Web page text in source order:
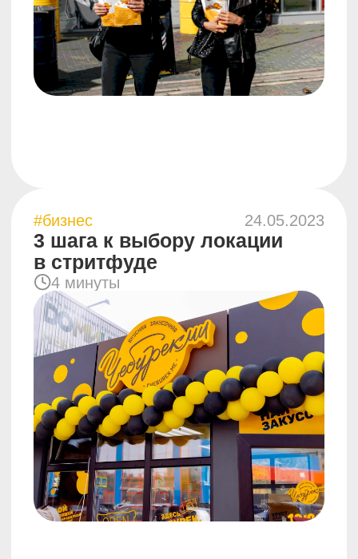
5 минут
*
НАВИГАЦИЯ
ГЛАВНАЯ ФРАНШИЗЫ
ОТЗЫВЫ
*компания Meta на территории РФ признана
экстремистской
Политика конфиденциальности